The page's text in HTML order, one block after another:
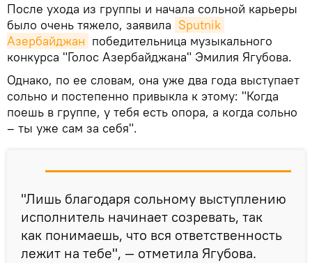
После ухода из группы и начала сольной карьеры
было очень тяжело, заявила Sputnik
Азербайджан победительница музыкального
конкурса "Голос Азербайджана" Эмилия Ягубова.
Однако, по ее словам, она уже два года выступает
сольно и постепенно привыкла к этому: "Когда
поешь в группе, у тебя есть опора, а когда сольно
– ты уже сам за себя".
"Лишь благодаря сольному выступлению
исполнитель начинает созревать, так
как понимаешь, что вся ответственность
лежит на тебе", — отметила Ягубова.